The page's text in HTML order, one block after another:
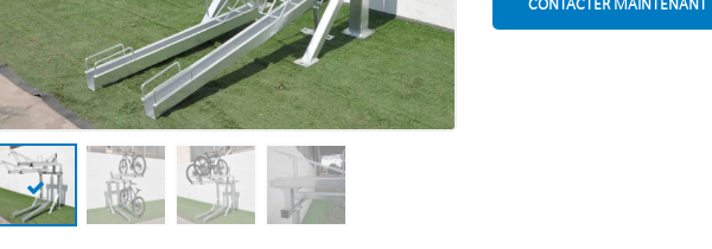
CONTACTER MAINTENANT